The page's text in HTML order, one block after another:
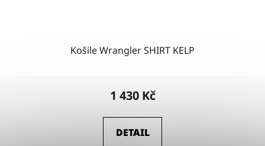
Košile Wrangler SHIRT KELP
1 430 Kč
DETAIL